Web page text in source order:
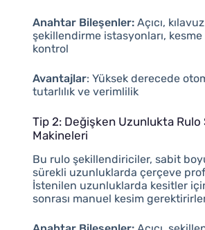
Anahtar Bileşenler:Açıcı,
şekillendirme istasyonları,
kontrol
Avantajlar: Yüksek derecede
tutarlılık ve verimlilik
Tip 2: Değişken Uzunlukta
Makineleri
Bu rulo şekillendiriciler, sabit
sürekli uzunluklarda çerçeve
İstenilen uzunluklarda kesitler
sonrası manuel kesim